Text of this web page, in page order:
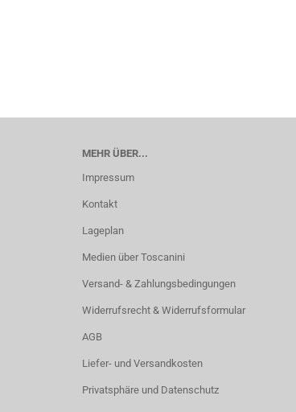
MEHR ÜBER...
Impressum
Kontakt
Lageplan
Medien über Toscanini
Versand- & Zahlungsbedingungen
Widerrufsrecht & Widerrufsformular
AGB
Liefer- und Versandkosten
Privatsphäre und Datenschutz